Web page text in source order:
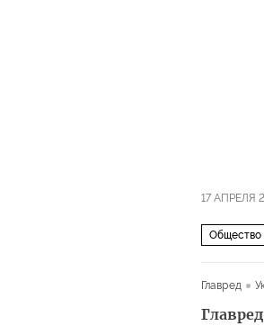
17 АПРЕЛЯ
Общество
Главред